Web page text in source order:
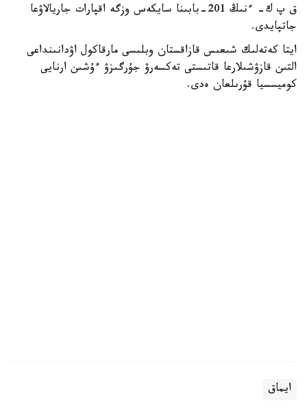
ق پ ك- ءنىڭ 201-بابىنا سايكەس وزگە اقپارات جاريالاۋعا
جاتپايدى.
ايتا كەتەلىك شىعىس قازاقستان وبلىسى مارقاكول اۋدانىنداعى
التىن قازۋشىلارعا قاتىستى تەكسەرۋ جۇرگىزۋ ءۇشىن ارنايى
كوميسسيا قۇرىلعان ەدى.
ايماق